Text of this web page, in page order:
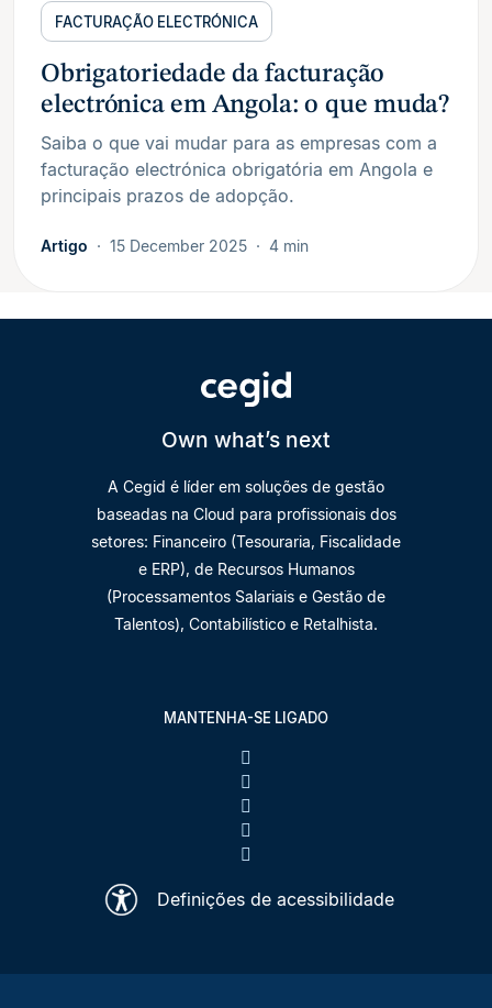
FACTURAÇÃO ELECTRÓNICA
Obrigatoriedade da facturação
electrónica em Angola: o que muda?
Saiba o que vai mudar para as empresas com a
facturação electrónica obrigatória em Angola e
principais prazos de adopção.
Artigo 15 December 2025 4 min
Own what’s next
A Cegid é líder em soluções de gestão
baseadas na Cloud para profissionais dos
setores: Financeiro (Tesouraria, Fiscalidade
e ERP), de Recursos Humanos
(Processamentos Salariais e Gestão de
Talentos), Contabilístico e Retalhista.
MANTENHA-SE LIGADO
Definições de acessibilidade